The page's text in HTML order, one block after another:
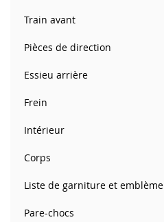
Train avant
Pièces de direction
Essieu arrière
Frein
Intérieur
Corps
Liste de garniture et emblème
Pare-chocs